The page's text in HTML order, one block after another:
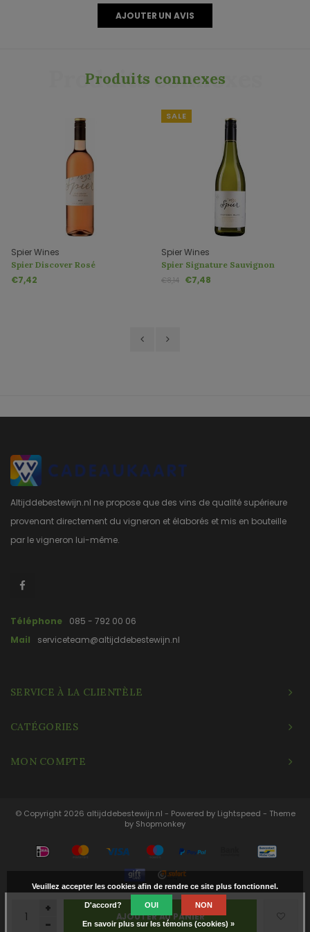
+
-
AJOUTER AU PANIER
AJOUTER UN AVIS
Produits connexes
Produits connexes
Spier Wines
Spier Discover Rosé
€7,42
SALE
Spier Wines
Spier Signature Sauvignon
Blanc
€8,14 €7,48
Altijddebestewijn.nl ne propose que des vins de qualité supérieure
provenant directement du vigneron et élaborés et mis en bouteille
par le vigneron lui-même.
Téléphone
085 - 792 00 06
Mail
serviceteam@altijddebestewijn.nl
SERVICE À LA CLIENTÈLE
CATÉGORIES
MON COMPTE
© Copyright 2026 altijddebestewijn.nl - Powered by Lightspeed - Theme
by Shopmonkey
Veuillez accepter les cookies afin de rendre ce site plus fonctionnel.
D'accord? OUI NON
En savoir plus sur les témoins (cookies) »